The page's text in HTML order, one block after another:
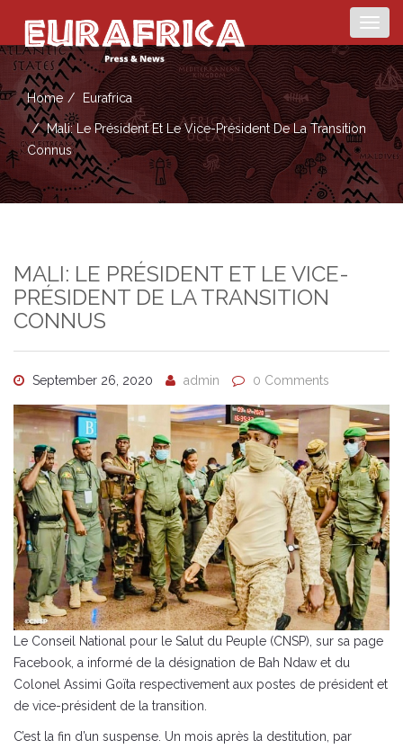
Home Eurafrica
Mali: Le Président Et Le Vice-Président De La Transition
Connus
MALI: LE PRÉSIDENT ET LE VICE-
PRÉSIDENT DE LA TRANSITION
CONNUS
September 26, 2020 admin 0 Comments
Le Conseil National pour le Salut du Peuple (CNSP), sur sa page
Facebook, a informé de la désignation de Bah Ndaw et du
Colonel Assimi Goïta respectivement aux postes de président et
de vice-président de la transition.
C’est la fin d’un suspense. Un mois après la destitution, par